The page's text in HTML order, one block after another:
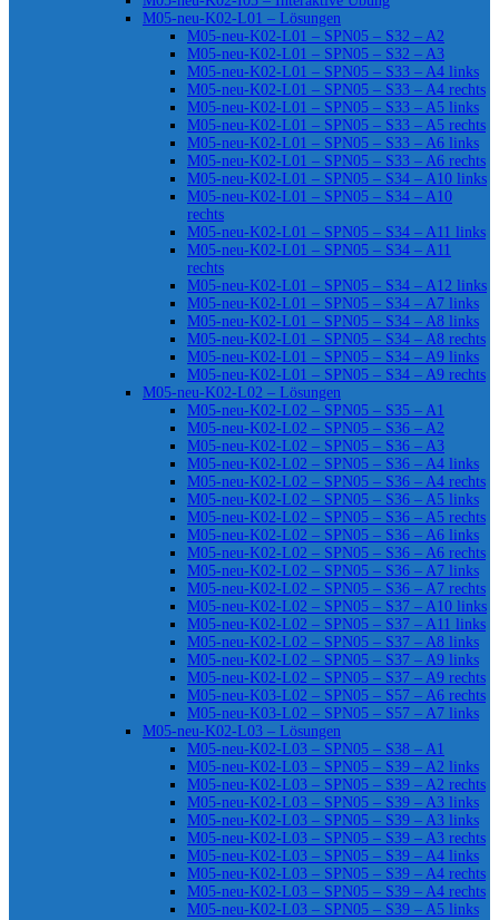
M05-neu-K02-L01 – Lösungen
M05-neu-K02-L01 – SPN05 – S32 – A2
M05-neu-K02-L01 – SPN05 – S32 – A3
M05-neu-K02-L01 – SPN05 – S33 – A4 links
M05-neu-K02-L01 – SPN05 – S33 – A4 rechts
M05-neu-K02-L01 – SPN05 – S33 – A5 links
M05-neu-K02-L01 – SPN05 – S33 – A5 rechts
M05-neu-K02-L01 – SPN05 – S33 – A6 links
M05-neu-K02-L01 – SPN05 – S33 – A6 rechts
M05-neu-K02-L01 – SPN05 – S34 – A10 links
M05-neu-K02-L01 – SPN05 – S34 – A10
rechts
M05-neu-K02-L01 – SPN05 – S34 – A11 links
M05-neu-K02-L01 – SPN05 – S34 – A11
rechts
M05-neu-K02-L01 – SPN05 – S34 – A12 links
M05-neu-K02-L01 – SPN05 – S34 – A7 links
M05-neu-K02-L01 – SPN05 – S34 – A8 links
M05-neu-K02-L01 – SPN05 – S34 – A8 rechts
M05-neu-K02-L01 – SPN05 – S34 – A9 links
M05-neu-K02-L01 – SPN05 – S34 – A9 rechts
M05-neu-K02-L02 – Lösungen
M05-neu-K02-L02 – SPN05 – S35 – A1
M05-neu-K02-L02 – SPN05 – S36 – A2
M05-neu-K02-L02 – SPN05 – S36 – A3
M05-neu-K02-L02 – SPN05 – S36 – A4 links
M05-neu-K02-L02 – SPN05 – S36 – A4 rechts
M05-neu-K02-L02 – SPN05 – S36 – A5 links
M05-neu-K02-L02 – SPN05 – S36 – A5 rechts
M05-neu-K02-L02 – SPN05 – S36 – A6 links
M05-neu-K02-L02 – SPN05 – S36 – A6 rechts
M05-neu-K02-L02 – SPN05 – S36 – A7 links
M05-neu-K02-L02 – SPN05 – S36 – A7 rechts
M05-neu-K02-L02 – SPN05 – S37 – A10 links
M05-neu-K02-L02 – SPN05 – S37 – A11 links
M05-neu-K02-L02 – SPN05 – S37 – A8 links
M05-neu-K02-L02 – SPN05 – S37 – A9 links
M05-neu-K02-L02 – SPN05 – S37 – A9 rechts
M05-neu-K03-L02 – SPN05 – S57 – A6 rechts
M05-neu-K03-L02 – SPN05 – S57 – A7 links
M05-neu-K02-L03 – Lösungen
M05-neu-K02-L03 – SPN05 – S38 – A1
M05-neu-K02-L03 – SPN05 – S39 – A2 links
M05-neu-K02-L03 – SPN05 – S39 – A2 rechts
M05-neu-K02-L03 – SPN05 – S39 – A3 links
M05-neu-K02-L03 – SPN05 – S39 – A3 links
M05-neu-K02-L03 – SPN05 – S39 – A3 rechts
M05-neu-K02-L03 – SPN05 – S39 – A4 links
M05-neu-K02-L03 – SPN05 – S39 – A4 rechts
M05-neu-K02-L03 – SPN05 – S39 – A4 rechts
M05-neu-K02-L03 – SPN05 – S39 – A5 links